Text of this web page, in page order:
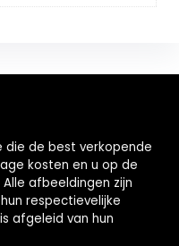
die de best verkopende
kosten en u op de
afbeeldingen zijn
respectievelijke
afgeleid van hun